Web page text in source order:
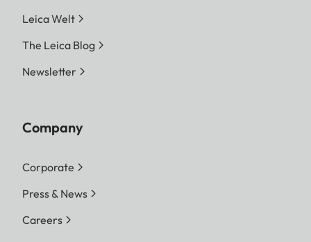
Leica Welt
The Leica Blog
Newsletter
Company
Corporate
Press & News
Careers